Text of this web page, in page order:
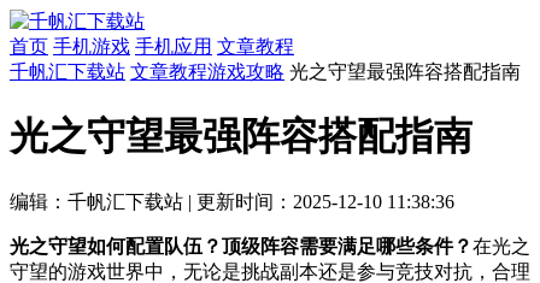
首页 手机游戏 手机应用 文章教程
千帆汇下载站 文章教程游戏攻略 光之守望最强阵容搭配指南
光之守望最强阵容搭配指南
编辑：千帆汇下载站 | 更新时间：2025-12-10 11:38:36
光之守望如何配置队伍？顶级阵容需要满足哪些条件？在光之
守望的游戏世界中，无论是挑战副本还是参与竞技对抗，合理